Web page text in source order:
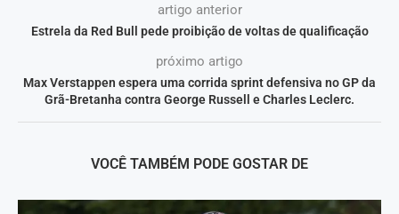
artigo anterior
Estrela da Red Bull pede proibição de voltas de qualificação
próximo artigo
Max Verstappen espera uma corrida sprint defensiva no GP da
Grã-Bretanha contra George Russell e Charles Leclerc.
VOCÊ TAMBÉM PODE GOSTAR DE